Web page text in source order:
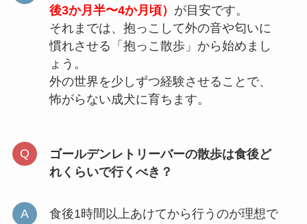
後3か月半〜4か月頃） が目安です。
それまでは、抱っこして外の音や匂いに
慣れさせる「抱っこ散歩」から始めまし
ょう。
外の世界を少しずつ経験させることで、
怖がらない成犬に育ちます。
ゴールデンレトリーバーの散歩は食後ど
れくらいで行くべき？
食後1時間以上あけてから行うのが理想で